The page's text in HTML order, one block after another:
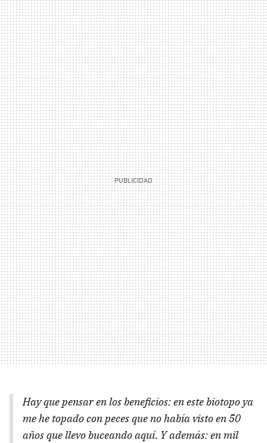
Hay que pensar en los beneficios: en este biotopo ya
me he topado con peces que no había visto en 50
años que llevo buceando aquí. Y además: en mil